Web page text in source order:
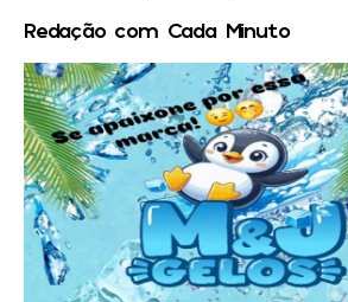
Redação com Cada Minuto